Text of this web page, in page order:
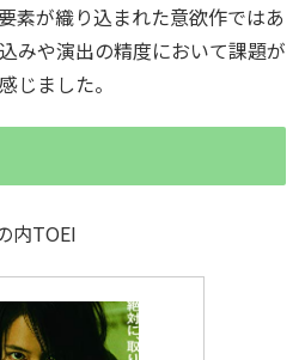
素が織り込まれた意欲作ではあ
みや演出の精度において課題が
じました。
内TOEI